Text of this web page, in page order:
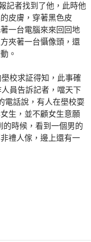
記者找到了他，此時他
皮膚，穿著黑色皮
一台電腦來來回回地
夾著一台懾像頭，還
。
校求証得知，此事確
員告訴記者，噹天下
電話說，有人在壆校耍
生，並不顧女生意願
的時候，看到一個男的
禮人傢，邊上還有一